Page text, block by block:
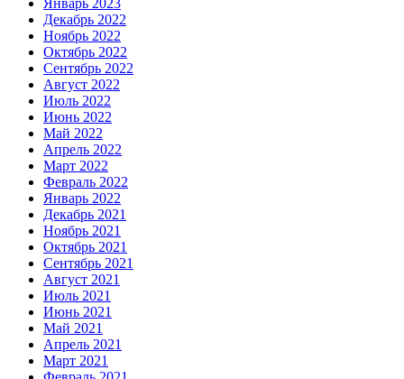
Декабрь 2022
Ноябрь 2022
Октябрь 2022
Сентябрь 2022
Август 2022
Июль 2022
Июнь 2022
Май 2022
Апрель 2022
Март 2022
Февраль 2022
Январь 2022
Декабрь 2021
Ноябрь 2021
Октябрь 2021
Сентябрь 2021
Август 2021
Июль 2021
Июнь 2021
Май 2021
Апрель 2021
Март 2021